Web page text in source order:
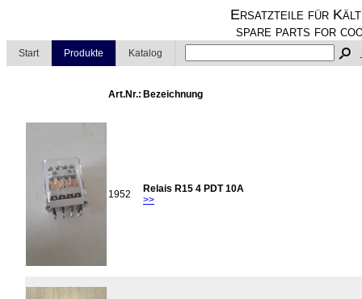
Ersatzteile für
spare parts for
Start Produkte Katalog
Art.Nr.: Bezeichnung
1952
Relais R15 4 PDT 10A
>>